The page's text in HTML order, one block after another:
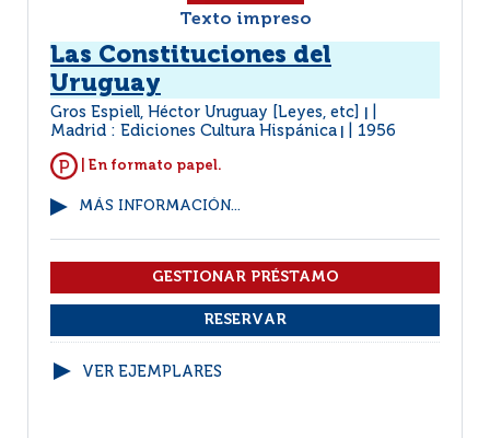
Texto impreso
Las Constituciones del
Uruguay
Gros Espiell, Héctor Uruguay [Leyes, etc]
Madrid : Ediciones Cultura Hispánica 1956
| En formato papel.
MÁS INFORMACIÓN...
VER EJEMPLARES